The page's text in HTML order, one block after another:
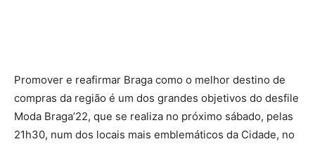
Promover e reafirmar Braga como o melhor destino de
compras da região é um dos grandes objetivos do desfile
Moda Braga’22, que se realiza no próximo sábado, pelas
21h30, num dos locais mais emblemáticos da Cidade, no